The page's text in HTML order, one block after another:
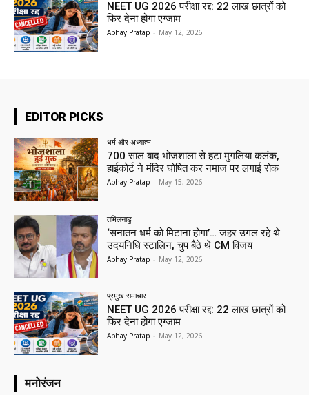
NEET UG 2026 परीक्षा रद्द: 22 लाख छात्रों को
फिर देना होगा एग्जाम
Abhay Pratap - May 12, 2026
EDITOR PICKS
धर्म और अध्यात्म
700 साल बाद भोजशाला से हटा मुगलिया कलंक,
हाईकोर्ट ने मंदिर घोषित कर नमाज पर लगाई रोक
Abhay Pratap - May 15, 2026
तमिलनाडु
‘सनातन धर्म को मिटाना होगा’… जहर उगल रहे थे
उदयनिधि स्टालिन, चुप बैठे थे CM विजय
Abhay Pratap - May 12, 2026
प्रमुख समाचार‎
NEET UG 2026 परीक्षा रद्द: 22 लाख छात्रों को
फिर देना होगा एग्जाम
Abhay Pratap - May 12, 2026
मनोरंजन